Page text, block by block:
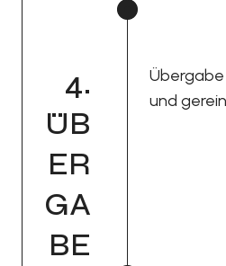
4.
ÜB
ER
GA
BE
und